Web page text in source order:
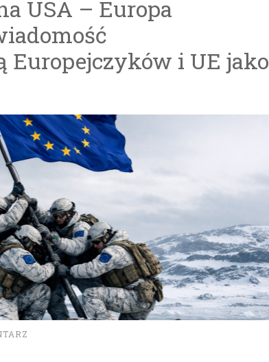
USA – Europa
Europejczyków i UE jako